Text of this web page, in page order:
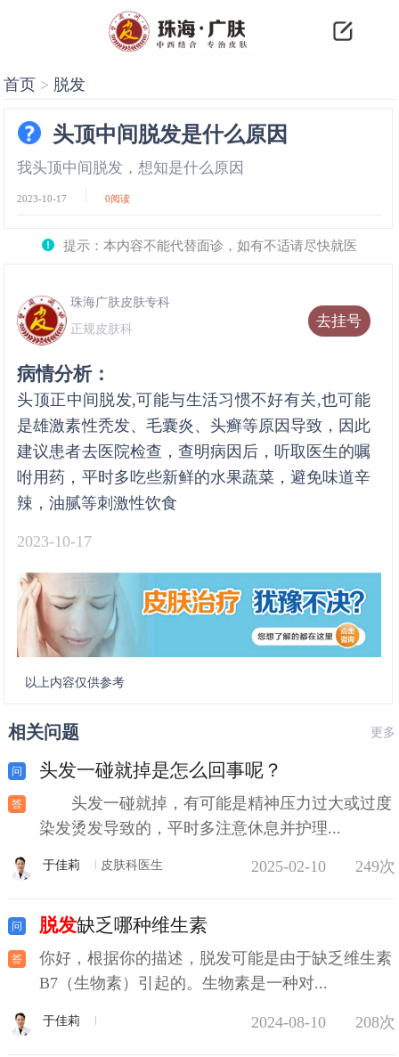
首页 > 脱发
头顶中间脱发是什么原因
我头顶中间脱发，想知是什么原因
2023-10-17 0阅读
提示：本内容不能代替面诊，如有不适请尽快就医
去挂号
珠海广肤皮肤专科
正规皮肤科
病情分析：
头顶正中间脱发,可能与生活习惯不好有关,也可能
是雄激素性秃发、毛囊炎、头癣等原因导致，因此
建议患者去医院检查，查明病因后，听取医生的嘱
咐用药，平时多吃些新鲜的水果蔬菜，避免味道辛
辣，油腻等刺激性饮食
2023-10-17
以上内容仅供参考
相关问题 更多
头发一碰就掉是怎么回事呢？
头发一碰就掉，有可能是精神压力过大或过度
染发烫发导致的，平时多注意休息并护理...
于佳莉 皮肤科医生 2025-02-10 249次
脱发缺乏哪种维生素
你好，根据你的描述，脱发可能是由于缺乏维生素
B7（生物素）引起的。生物素是一种对...
于佳莉 2024-08-10 208次